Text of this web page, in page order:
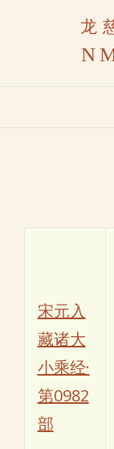
龙
宋元入
藏诸大
小乘经·
第0982
部